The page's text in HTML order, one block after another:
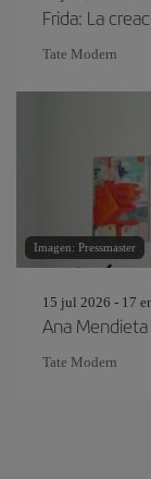
Frida: La
Tate Modern
Imagen: Pressmaster
15 jul 2026 - 17
Ana Mendieta
Tate Modern